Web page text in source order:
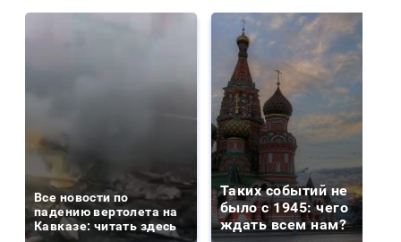
Все новости по
падению вертолета на
Кавказе: читать здесь
Таких событий не
было с 1945: чего
ждать всем нам?